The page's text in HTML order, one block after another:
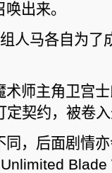
出来。
人马各自为了
师主角卫宫
定契约，被卷
，后面剧情